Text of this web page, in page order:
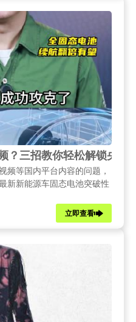
？三招教你轻松解锁央视
频等国内平台内容的问题，
新新能源车固态电池突破性
立即查看